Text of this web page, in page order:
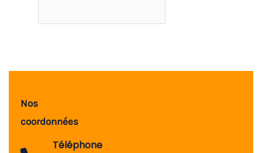
Nos
coordonnées
Téléphone